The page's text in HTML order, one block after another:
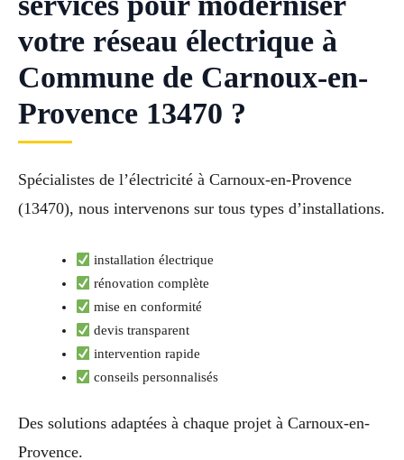
votre réseau électrique à
Commune de Carnoux-en-
Provence 13470 ?
Spécialistes de l’électricité à Carnoux-en-Provence
(13470), nous intervenons sur tous types d’installations.
installation électrique
rénovation complète
mise en conformité
devis transparent
intervention rapide
conseils personnalisés
Des solutions adaptées à chaque projet à Carnoux-en-
Provence.